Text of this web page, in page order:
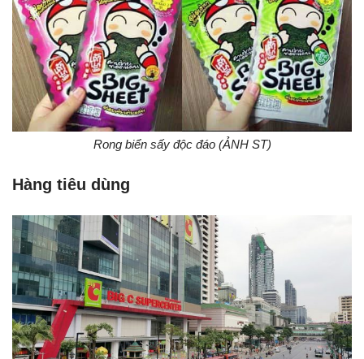
Rong biển sấy độc đáo (ẢNH ST)
Hàng tiêu dùng